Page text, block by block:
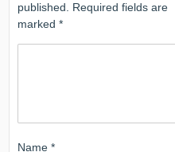
published. Required fields are
marked*
Name*